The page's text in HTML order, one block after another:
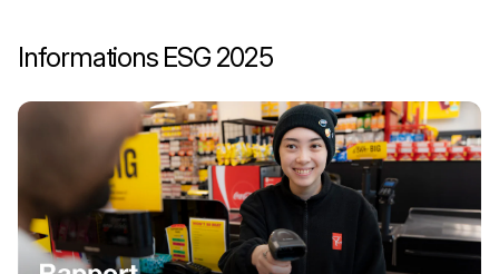
Informations ESG 2025